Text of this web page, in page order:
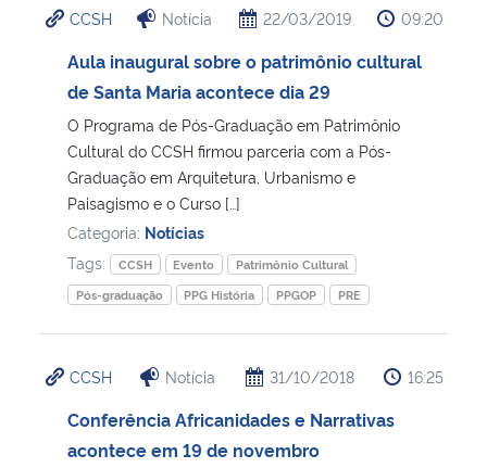
Ministério da Cidadania
Ministério de Minas e Energia
Ministério da Ciência, Tecnologia, Inovações e Comunicações
Ministério do Meio Ambiente
Ministério do Turismo
Ministério do Desenvolvimento Regional
Controladoria-Geral da União
CCSH Notícia 22/03/2019 09:20
Aula inaugural sobre o patrimônio cultural
de Santa Maria acontece dia 29
O Programa de Pós-Graduação em Patrimônio
Cultural do CCSH firmou parceria com a Pós-
Graduação em Arquitetura, Urbanismo e
Paisagismo e o Curso […]
Categoria: Notícias
Tags:
CCSH Evento
Patrimônio Cultural
Pós-graduação
PPG História PPGOP PRE
CCSH Notícia 31/10/2018 16:25
Conferência Africanidades e Narrativas
acontece em 19 de novembro